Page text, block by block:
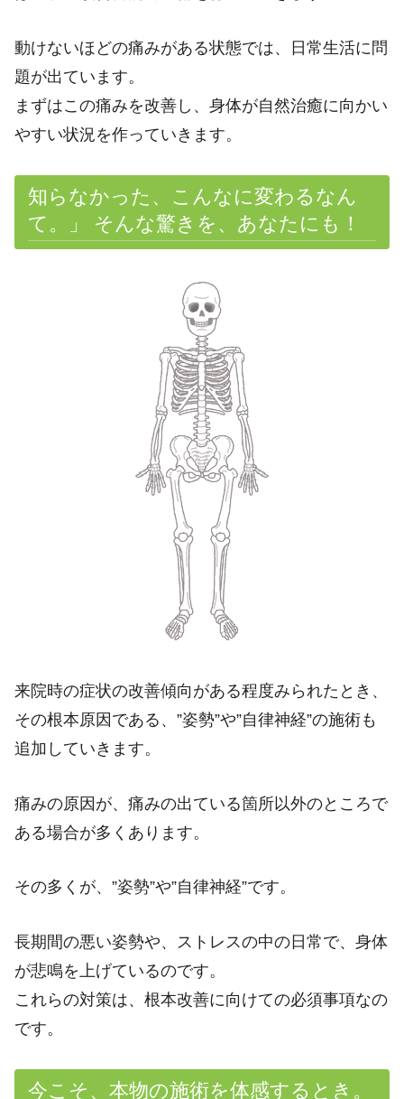
動けないほどの痛みがある状態では、日常生活に問
題が出ています。
まずはこの痛みを改善し、身体が自然治癒に向かい
やすい状況を作っていきます。
知らなかった、こんなに変わるなん
て。」 そんな驚きを、あなたにも！
来院時の症状の改善傾向がある程度みられたとき、
その根本原因である、”姿勢”や”自律神経”の施術も
追加していきます。
痛みの原因が、痛みの出ている箇所以外のところで
ある場合が多くあります。
その多くが、”姿勢”や”自律神経”です。
長期間の悪い姿勢や、ストレスの中の日常で、身体
が悲鳴を上げているのです。
これらの対策は、根本改善に向けての必須事項なの
です。
今こそ、本物の施術を体感するとき。